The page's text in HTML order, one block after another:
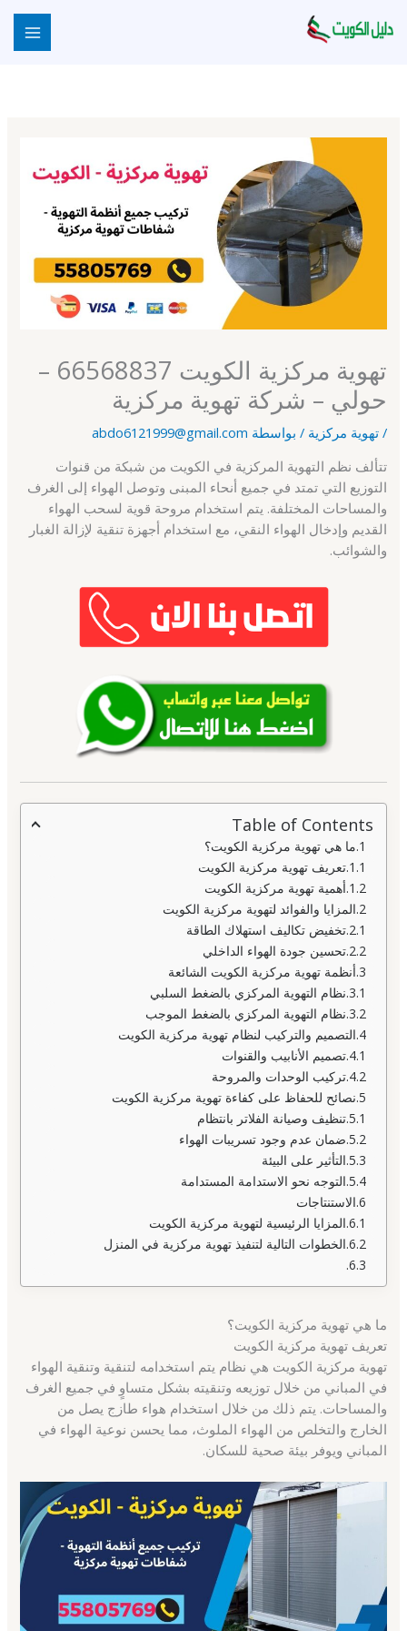
إلى
تهوية مركزية الكويت 66568837 –
حولي – شركة تهوية مركزية
/تهوية مركزية / بواسطة abdo6121999@gmail.com
تتألف نظم التهوية المركزية في الكويت من شبكة من قنوات
التوزيع التي تمتد في جميع أنحاء المبنى وتوصل الهواء إلى الغرف
والمساحات المختلفة. يتم استخدام مروحة قوية لسحب الهواء
القديم وإدخال الهواء النقي، مع استخدام أجهزة تنقية لإزالة الغبار
والشوائب.
Table of Contents
ما هي تهوية مركزية الكويت؟
تعريف تهوية مركزية الكويت
أهمية تهوية مركزية الكويت
المزايا والفوائد لتهوية مركزية الكويت
تخفيض تكاليف استهلاك الطاقة
تحسين جودة الهواء الداخلي
أنظمة تهوية مركزية الكويت الشائعة
نظام التهوية المركزي بالضغط السلبي
نظام التهوية المركزي بالضغط الموجب
التصميم والتركيب لنظام تهوية مركزية الكويت
تصميم الأنابيب والقنوات
تركيب الوحدات والمروحة
نصائح للحفاظ على كفاءة تهوية مركزية الكويت
تنظيف وصيانة الفلاتر بانتظام
ضمان عدم وجود تسريبات الهواء
التأثير على البيئة
التوجه نحو الاستدامة المستدامة
الاستنتاجات
المزايا الرئيسية لتهوية مركزية الكويت
الخطوات التالية لتنفيذ تهوية مركزية في المنزل
ما هي تهوية مركزية الكويت؟
تعريف تهوية مركزية الكويت
تهوية مركزية الكويت هي نظام يتم استخدامه لتنقية وتنقية الهواء
في المباني من خلال توزيعه وتنقيته بشكل متساوٍ في جميع الغرف
والمساحات. يتم ذلك من خلال استخدام هواء طازج يصل من
الخارج والتخلص من الهواء الملوث، مما يحسن نوعية الهواء في
المباني ويوفر بيئة صحية للسكان.